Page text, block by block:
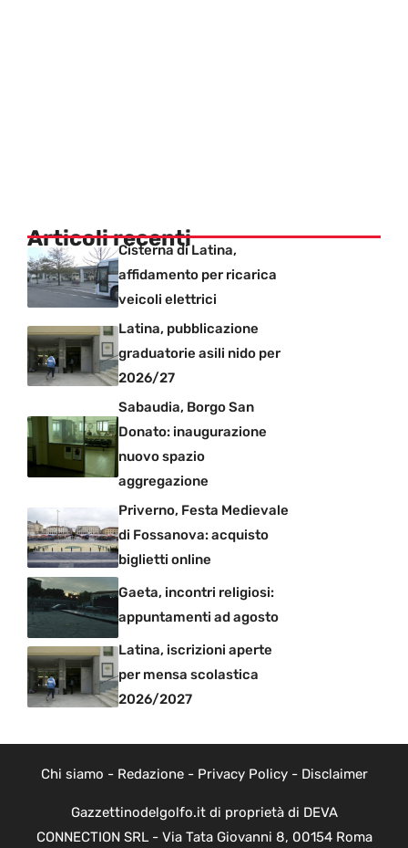
Articoli recenti
Cisterna di Latina,
affidamento per ricarica
veicoli elettrici
Latina, pubblicazione
graduatorie asili nido per
2026/27
Sabaudia, Borgo San
Donato: inaugurazione
nuovo spazio
aggregazione
Priverno, Festa Medievale
di Fossanova: acquisto
biglietti online
Gaeta, incontri religiosi:
appuntamenti ad agosto
Latina, iscrizioni aperte
per mensa scolastica
2026/2027
Chi siamo - Redazione- Privacy Policy- Disclaimer
Gazzettinodelgolfo.it di proprietà di DEVA
CONNECTION SRL - Via Tata Giovanni 8, 00154 Roma